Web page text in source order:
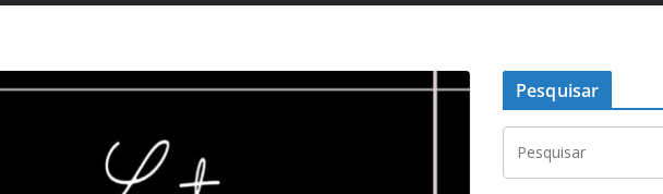
Pesquisar